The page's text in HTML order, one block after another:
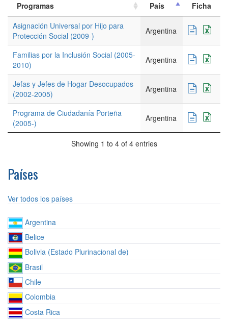
Programas
País
Ficha
Asignación Universal por Hijo para
Protección Social (2009-)
Argentina
Familias por la Inclusión Social (2005-
2010)
Argentina
Jefas y Jefes de Hogar Desocupados
(2002-2005)
Argentina
Programa de Ciudadanía Porteña
(2005-)
Argentina
Showing 1 to 4 of 4 entries
Países
Ver todos los países
Argentina
Belice
Bolivia (Estado Plurinacional de)
Brasil
Chile
Colombia
Costa Rica